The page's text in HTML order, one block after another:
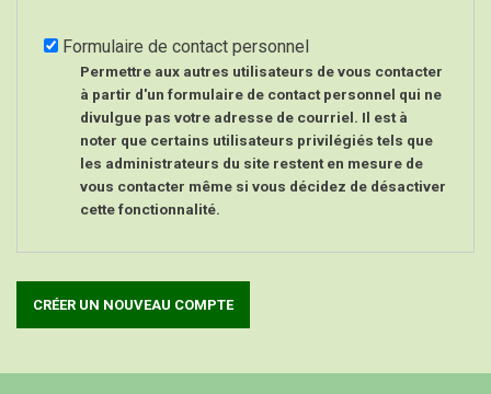
Formulaire de contact personnel
Permettre aux autres utilisateurs de vous contacter
à partir d'un formulaire de contact personnel qui ne
divulgue pas votre adresse de courriel. Il est à
noter que certains utilisateurs privilégiés tels que
les administrateurs du site restent en mesure de
vous contacter même si vous décidez de désactiver
cette fonctionnalité.